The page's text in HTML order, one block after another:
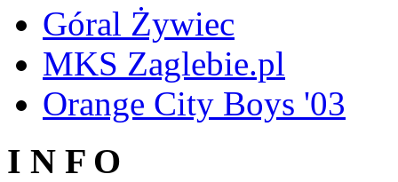
Góral Żywiec
MKS Zaglebie.pl
Orange City Boys '03
I N F O